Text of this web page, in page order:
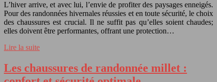
L’hiver arrive, et avec lui, l’envie de profiter des paysages enneigés.
Pour des randonnées hivernales réussies et en toute sécurité, le choix
des chaussures est crucial. Il ne suffit pas qu’elles soient chaudes;
elles doivent être performantes, offrant une protection…
Lire la suite
Les chaussures de randonnée millet :